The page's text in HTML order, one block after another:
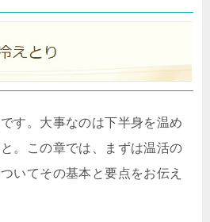
す。大事なのは下半身を温め
。この章では、まずは温活の
いてその基本と要点をお伝え